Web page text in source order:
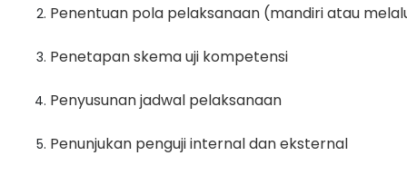
Penentuan pola pelaksanaan (mandiri atau
Penetapan skema uji kompetensi
Penyusunan jadwal pelaksanaan
Penunjukan penguji internal dan eksternal